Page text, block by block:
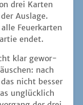
soll.
wes­we­
mitt­ler­wei­le
wird
strot­zen­den
ohne dabei
zu kom­
Tak­tik-Tipps
kei­ne